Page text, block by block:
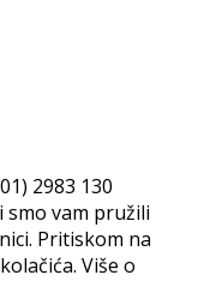
2983 130
smo vam pružili
Pritiskom na
Više o